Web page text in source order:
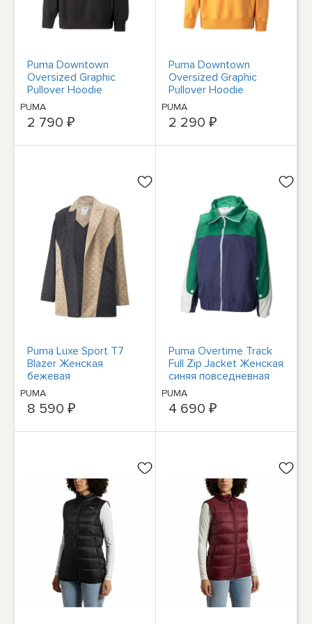
Puma Downtown
Oversized Graphic
Pullover Hoodie
Womens Black Casual
Athletic Out
PUMA
2 790 ₽
Puma Downtown
Oversized Graphic
Pullover Hoodie
Womens Yellow Casual
Athletic Ou
PUMA
2 290 ₽
Puma Luxe Sport T7
Blazer Женская
бежевая
повседневная
спортивная верхняя
одежда 53698967
PUMA
8 590 ₽
Puma Overtime Track
Full Zip Jacket Женская
синяя повседневная
спортивная верхняя
одежда 536222
PUMA
4 690 ₽